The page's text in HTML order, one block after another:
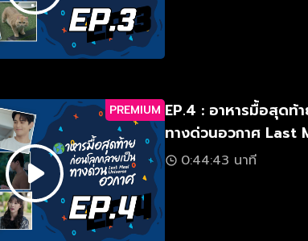
PREMIUM EP.4 : อาหารมื้อสุดท้
ทางด่วนอวกาศ Last
0:44:43 นาที